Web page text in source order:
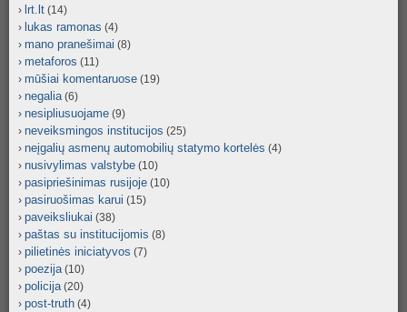
lrt.lt (14)
lukas ramonas (4)
mano pranešimai (8)
metaforos (11)
mūšiai komentaruose (19)
negalia(6)
nesipliusuojame (9)
neveiksmingos institucijos (25)
neįgalių asmenų automobilių statymo kortelės (4)
nusivylimas valstybe (10)
pasipriešinimas rusijoje (10)
pasiruošimas karui (15)
paveiksliukai (38)
paštas su institucijomis (8)
pilietinės iniciatyvos (7)
poezija(10)
policija(20)
post-truth (4)